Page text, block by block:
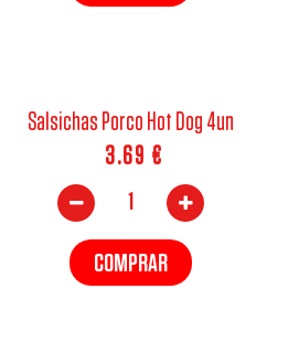
Salsichas Porco Hot Dog 4un
3.69 €
COMPRAR